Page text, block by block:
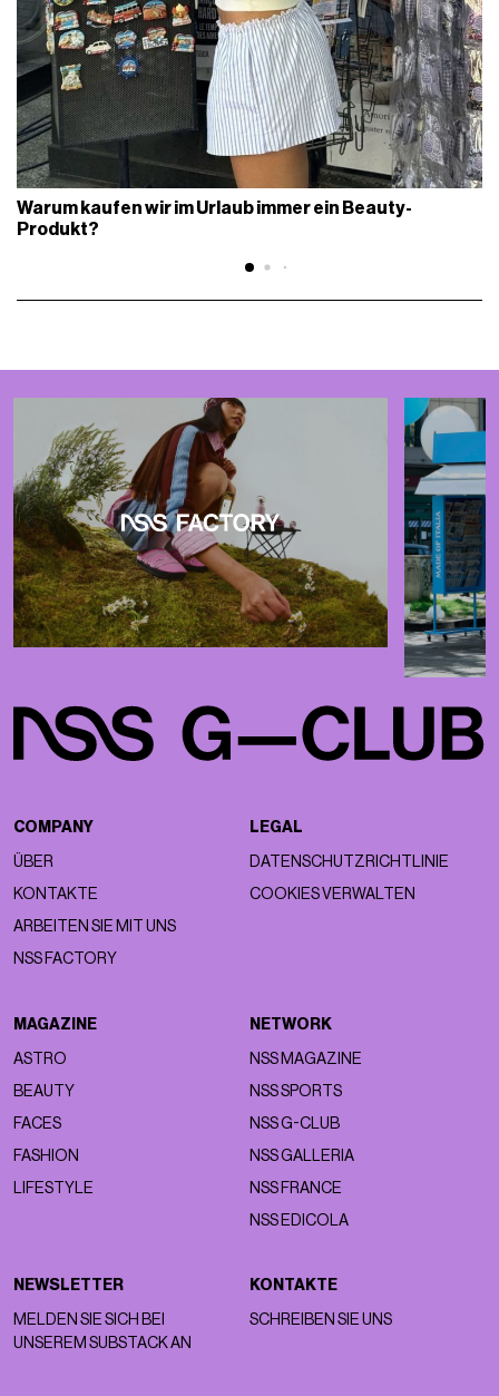
Warum kaufen wir im Urlaub immer ein Beauty-
Produkt?
COMPANY
ÜBER
KONTAKTE
ARBEITEN SIE MIT UNS
NSS FACTORY
LEGAL
DATENSCHUTZRICHTLINIE
COOKIES VERWALTEN
MAGAZINE
ASTRO
BEAUTY
FACES
FASHION
LIFESTYLE
NETWORK
NSS MAGAZINE
NSS SPORTS
NSS G-CLUB
NSS GALLERIA
NSS FRANCE
NSS EDICOLA
NEWSLETTER
MELDEN SIE SICH BEI
UNSEREM SUBSTACK AN
KONTAKTE
SCHREIBEN SIE UNS